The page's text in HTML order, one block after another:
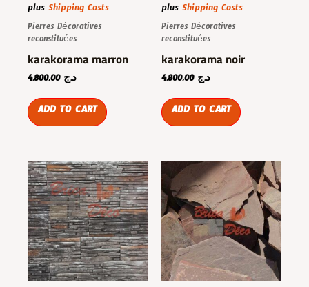
plus Shipping Costs
Pierres Décoratives
reconstituées
karakorama marron
د.ج 4.800,00
ADD TO CART
plus Shipping Costs
Pierres Décoratives
reconstituées
karakorama noir
د.ج 4.800,00
ADD TO CART